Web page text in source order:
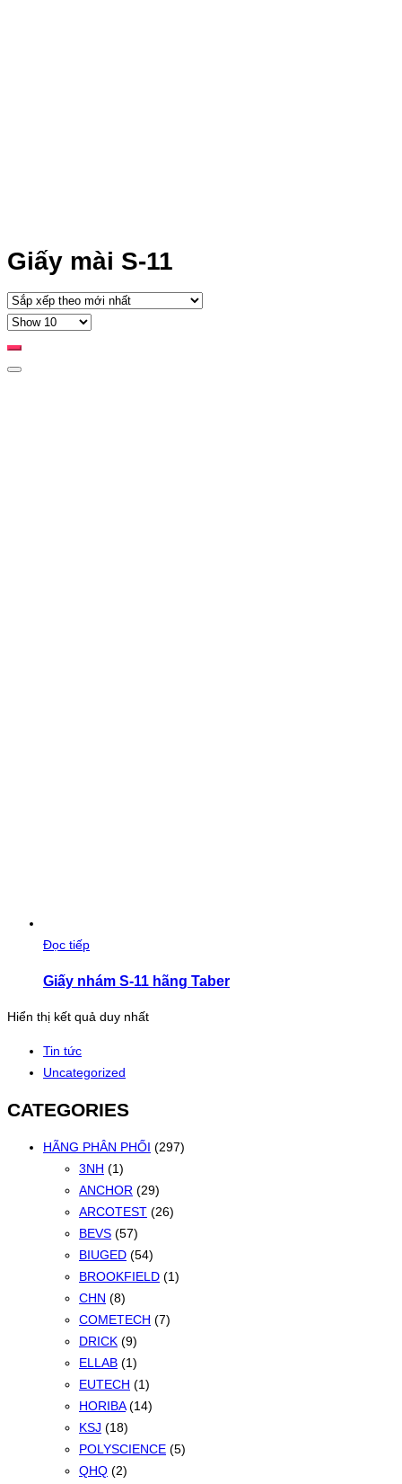
Giấy mài S-11
Đọc tiếp
Giấy nhám S-11 hãng Taber
Hiển thị kết quả duy nhất
Tin tức
Uncategorized
CATEGORIES
HÃNG PHÂN PHỐI (297)
3NH (1)
ANCHOR (29)
ARCOTEST (26)
BEVS (57)
BIUGED (54)
BROOKFIELD (1)
CHN (8)
COMETECH (7)
DRICK (9)
ELLAB (1)
EUTECH (1)
HORIBA (14)
KSJ (18)
POLYSCIENCE (5)
QHQ (2)